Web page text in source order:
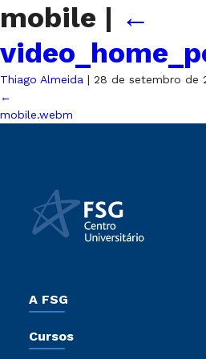
mobile | ←
Thiago Almeida | 28 de setembro de
←
mobile.webm
A FSG
Sala de Imprensa
Cursos